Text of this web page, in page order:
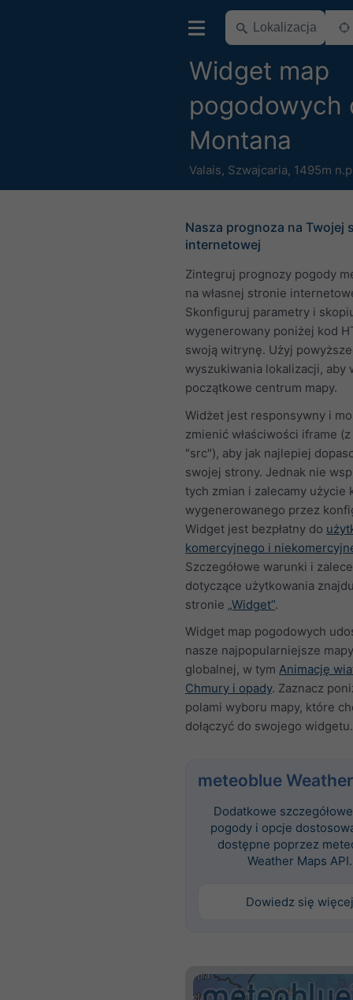
Widget map
pogodowych
Montana
Valais, Szwajcaria, 1495m
Nasza prognoza na Twojej
internetowej
Zintegruj prognozy pogody
na własnej stronie
Skonfiguruj parametry i
wygenerowany poniżej kod
swoją witrynę. Użyj
wyszukiwania lokalizacji, aby
początkowe centrum mapy.
Widżet jest responsywny i
zmienić właściwości iframe
"src"), aby jak najlepiej
swojej strony. Jednak nie
tych zmian i zalecamy użycie
wygenerowanego przez
Widget jest bezpłatny do
komercyjnego i
Szczegółowe warunki i
dotyczące użytkowania
stronie „Widget”.
Widget map pogodowych
nasze najpopularniejsze
globalnej, w tym Animację
Chmury i opady. Zaznacz
polami wyboru mapy, które
dołączyć do swojego widgetu.
meteoblue
Dodatkowe
pogody i opcje
dostępne poprzez
Weather Maps API.
Dowiedz się więcej